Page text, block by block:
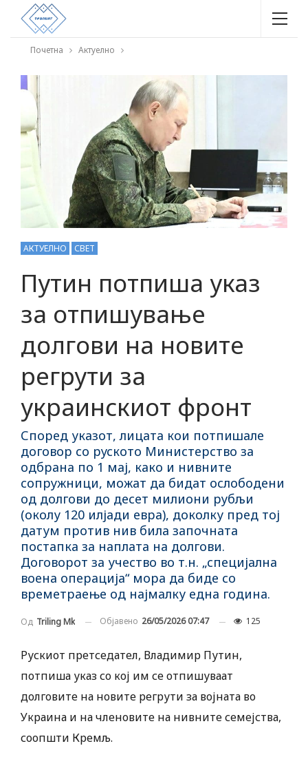
Почетна Актуелно
АКТУЕЛНО СВЕТ
Путин потпиша указ
за отпишување
долгови на новите
регрути за
украинскиот фронт
Според указот, лицата кои потпишале
договор со руското Министерство за
одбрана по 1 мај, како и нивните
сопружници, можат да бидат ослободени
од долгови до десет милиони рубљи
(околу 120 илјади евра), доколку пред тој
датум против нив била започната
постапка за наплата на долгови.
Договорот за учество во т.н. „специјална
воена операција“ мора да биде со
времетраење од најмалку една година.
Од Triling Mk Објавено 26/05/2026 07:47 125
Рускиот претседател, Владимир Путин,
потпиша указ со кој им се отпишуваат
долговите на новите регрути за војната во
Украина и на членовите на нивните семејства,
соопшти Кремљ.